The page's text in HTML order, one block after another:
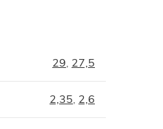
29, 27,5
2,35, 2,6